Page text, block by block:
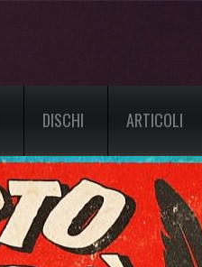
DISCHI ARTICOLI